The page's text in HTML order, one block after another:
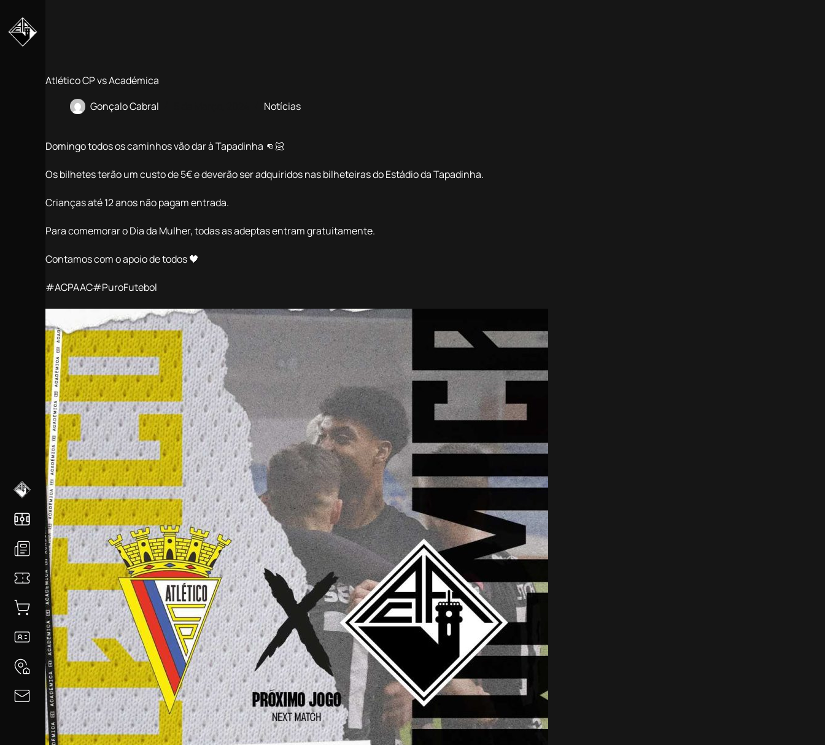
para
conteúdo
Atlético CP vs Académica
Gonçalo Cabral
Notícias
Domingo todos os caminhos vão dar à Tapadinha 👊🏻
Os bilhetes terão um custo de 5€ e deverão ser adquiridos nas bilheteiras do Estádio da Tapadinha.
Crianças até 12 anos não pagam entrada.
Para comemorar o Dia da Mulher, todas as adeptas entram gratuitamente.
Contamos com o apoio de todos 🖤
#ACPAAC#PuroFutebol